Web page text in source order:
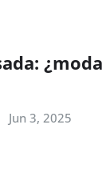
Jun 3, 2025